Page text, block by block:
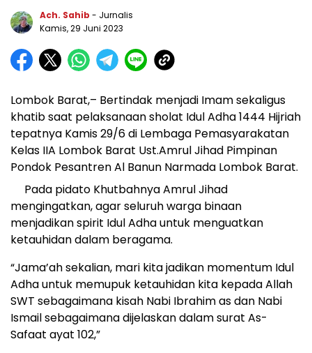
Ach. Sahib - Jurnalis
Kamis, 29 Juni 2023
Lombok Barat,– Bertindak menjadi Imam sekaligus
khatib saat pelaksanaan sholat Idul Adha 1444 Hijriah
tepatnya Kamis 29/6 di Lembaga Pemasyarakatan
Kelas IIA Lombok Barat Ust.Amrul Jihad Pimpinan
Pondok Pesantren Al Banun Narmada Lombok Barat.
Pada pidato Khutbahnya Amrul Jihad
mengingatkan, agar seluruh warga binaan
menjadikan spirit Idul Adha untuk menguatkan
ketauhidan dalam beragama.
“Jama’ah sekalian, mari kita jadikan momentum Idul
Adha untuk memupuk ketauhidan kita kepada Allah
SWT sebagaimana kisah Nabi Ibrahim as dan Nabi
Ismail sebagaimana dijelaskan dalam surat As-
Safaat ayat 102,”